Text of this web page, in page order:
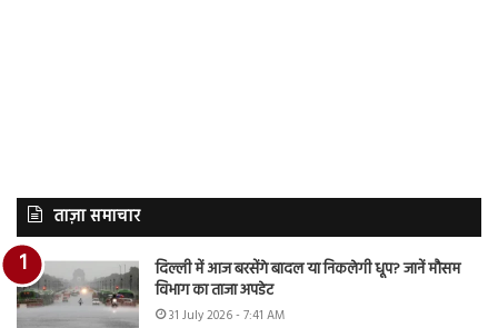
ताज़ा समाचार
दिल्ली में आज बरसेंगे बादल या निकलेगी धूप? जानें मौसम
विभाग का ताजा अपडेट
31 July 2026 - 7:41 AM